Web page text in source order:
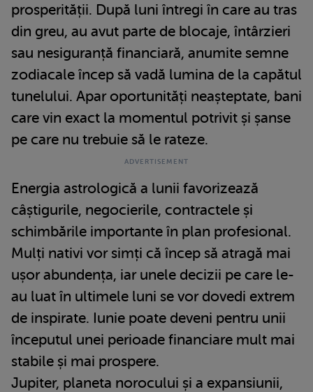
prosperității. După luni întregi în care au tras
din greu, au avut parte de blocaje, întârzieri
sau nesiguranță financiară, anumite semne
zodiacale încep să vadă lumina de la capătul
tunelului. Apar oportunități neașteptate, bani
care vin exact la momentul potrivit și șanse
pe care nu trebuie să le rateze.
Energia astrologică a lunii favorizează
câștigurile, negocierile, contractele și
schimbările importante în plan profesional.
Mulți nativi vor simți că încep să atragă mai
ușor abundența, iar unele decizii pe care le-
au luat în ultimele luni se vor dovedi extrem
de inspirate. Iunie poate deveni pentru unii
începutul unei perioade financiare mult mai
stabile și mai prospere.
Jupiter, planeta norocului și a expansiunii,